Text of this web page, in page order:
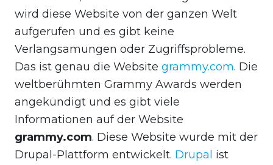
wird diese Website von der ganzen Welt
aufgerufen und es gibt keine
Verlangsamungen oder Zugriffsprobleme.
Das ist genau die Website grammy.com. Die
weltberühmten Grammy Awards werden
angekündigt und es gibt viele
Informationen auf der Website
grammy.com. Diese Website wurde mit der
Drupal-Plattform entwickelt. Drupal ist